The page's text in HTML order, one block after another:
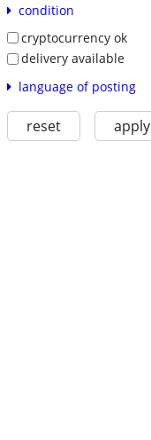
condition
cryptocurrency ok
delivery available
language of posting
reset apply